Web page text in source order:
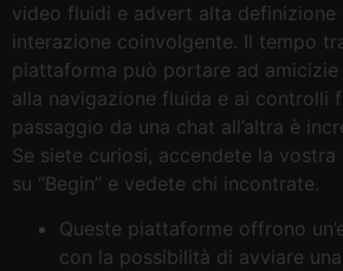
video fluidi e advert alta definizione
interazione coinvolgente. Il tempo
piattaforma può portare ad amicizie
alla navigazione fluida e ai controlli
passaggio da una chat all’altra è
Se siete curiosi, accendete la
su “Begin” e vedete chi incontrate.
Queste piattaforme offrono
con la possibilità di avviare